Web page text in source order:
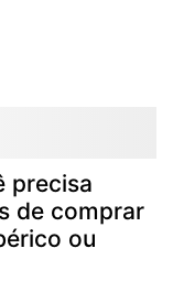
precisa
de comprar
ou